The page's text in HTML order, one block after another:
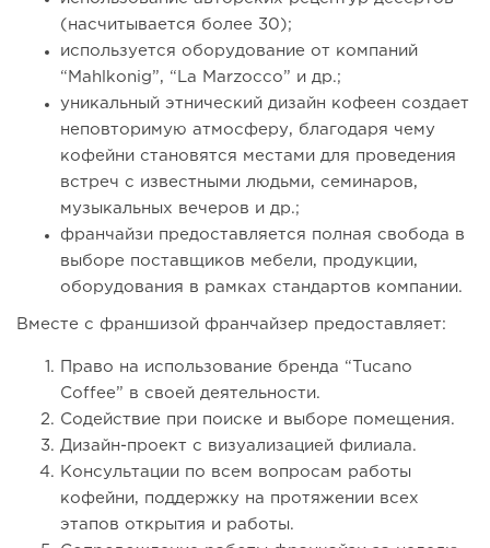
(насчитывается более 30);
используется оборудование от компаний
“Mahlkonig”, “La Marzocco” и др.;
уникальный этнический дизайн кофеен создает
неповторимую атмосферу, благодаря чему
кофейни становятся местами для проведения
встреч с известными людьми, семинаров,
музыкальных вечеров и др.;
франчайзи предоставляется полная свобода в
выборе поставщиков мебели, продукции,
оборудования в рамках стандартов компании.
Вместе с франшизой франчайзер предоставляет:
Право на использование бренда “Tucano
Coffee” в своей деятельности.
Содействие при поиске и выборе помещения.
Дизайн-проект с визуализацией филиала.
Консультации по всем вопросам работы
кофейни, поддержку на протяжении всех
этапов открытия и работы.